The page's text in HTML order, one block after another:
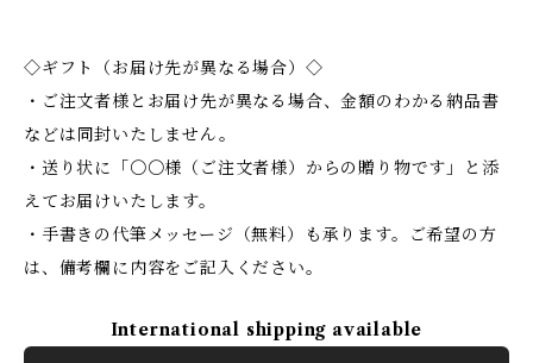
◇ギフト（お届け先が異なる場合）◇
・ご注文者様とお届け先が異なる場合、金額のわかる納品書
などは同封いたしません。
・送り状に「〇〇様（ご注文者様）からの贈り物です」と添
えてお届けいたします。
・手書きの代筆メッセージ（無料）も承ります。ご希望の方
は、備考欄に内容をご記入ください。
International shipping available